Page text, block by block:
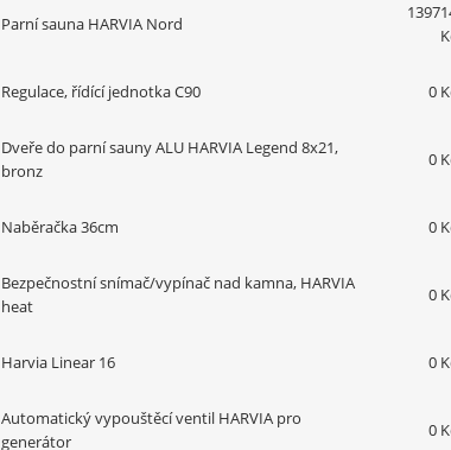
Parní sauna HARVIA Nord
Regulace, řídící jednotka C90 0
Dveře do parní sauny ALU HARVIA Legend 8x21,
bronz
0
Naběračka 36cm 0
Bezpečnostní snímač/vypínač nad kamna, HARVIA
heat
0
Harvia Linear 16 0
Automatický vypouštěcí ventil HARVIA pro
generátor
0